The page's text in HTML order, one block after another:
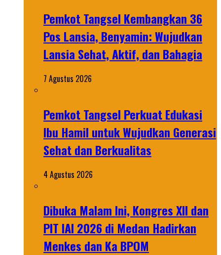
Pemkot Tangsel Kembangkan 36
Pos Lansia, Benyamin: Wujudkan
Lansia Sehat, Aktif, dan Bahagia
7 Agustus 2026
Pemkot Tangsel Perkuat Edukasi
Ibu Hamil untuk Wujudkan Generasi
Sehat dan Berkualitas
4 Agustus 2026
Dibuka Malam Ini, Kongres XII dan
PIT IAI 2026 di Medan Hadirkan
Menkes dan Ka BPOM